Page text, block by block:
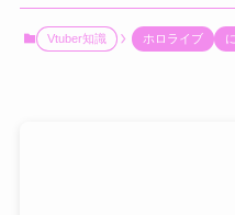
Vtuber知識 ホロライブ